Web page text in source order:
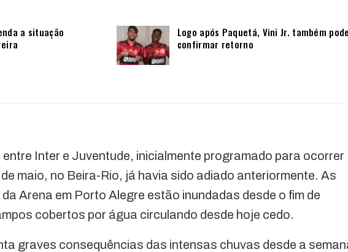
a situação
Logo após Paquetá, Vini Jr. também pode
confirmar retorno
Inter e Juventude, inicialmente programado para ocorrer
maio, no Beira-Rio, já havia sido adiado anteriormente. As
Arena em Porto Alegre estão inundadas desde o fim de
cobertos por água circulando desde hoje cedo.
graves consequências das intensas chuvas desde a